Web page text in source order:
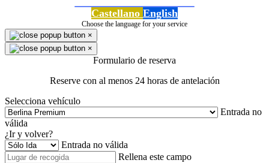
Castellano English
Choose the language for your service
×
×
Formulario de reserva
Reserve con al menos 24 horas de antelación
Selecciona vehículo
Entrada no
válida
¿Ir y volver?
Entrada no válida
Rellena este campo